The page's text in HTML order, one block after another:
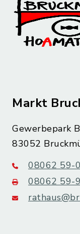
Markt
Gewerbepark
83052
08062 59-0
08062 59-